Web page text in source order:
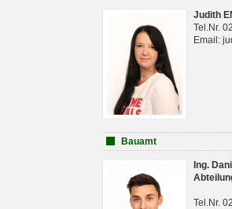
Judith
Tel.Nr.
Email:
Bauamt
Ing.
Tel.Nr.